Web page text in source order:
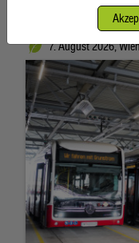
Österreich liegt bei
7. August 2026,